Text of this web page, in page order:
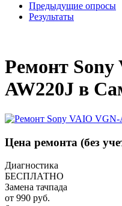
Предыдущие опросы
Результаты
Ремонт
AW220J в
Цена ремонта (без
Диагностика
БЕСПЛАТНО
Замена тачпада
от 990 руб.